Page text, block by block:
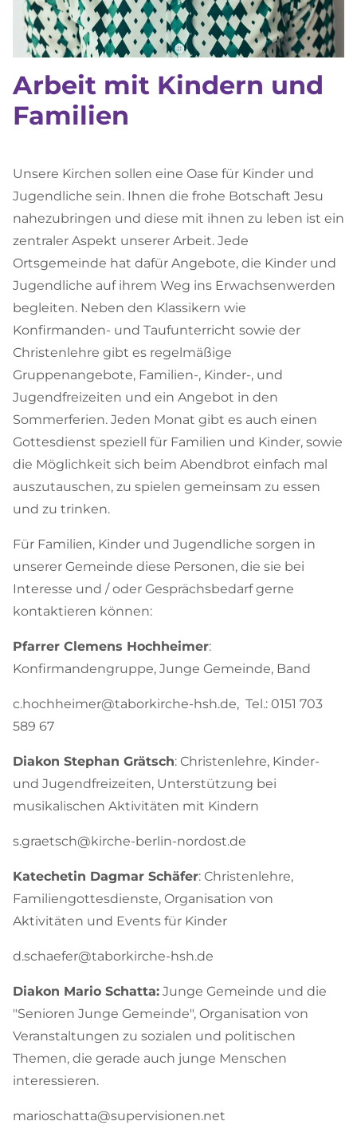
Arbeit mit Kindern und
Familien
Unsere Kirchen sollen eine Oase für Kinder und
Jugendliche sein. Ihnen die frohe Botschaft Jesu
nahezubringen und diese mit ihnen zu leben ist ein
zentraler Aspekt unserer Arbeit. Jede
Ortsgemeinde hat dafür Angebote, die Kinder und
Jugendliche auf ihrem Weg ins Erwachsenwerden
begleiten. Neben den Klassikern wie
Konfirmanden- und Taufunterricht sowie der
Christenlehre gibt es regelmäßige
Gruppenangebote, Familien-, Kinder-, und
Jugendfreizeiten und ein Angebot in den
Sommerferien. Jeden Monat gibt es auch einen
Gottesdienst speziell für Familien und Kinder, sowie
die Möglichkeit sich beim Abendbrot einfach mal
auszutauschen, zu spielen gemeinsam zu essen
und zu trinken.
Für Familien, Kinder und Jugendliche sorgen in
unserer Gemeinde diese Personen, die sie bei
Interesse und / oder Gesprächsbedarf gerne
kontaktieren können:
Pfarrer Clemens Hochheimer:
Konfirmandengruppe, Junge Gemeinde, Band
c.hochheimer@taborkirche-hsh.de, Tel.: 0151 703
589 67
Diakon Stephan Grätsch: Christenlehre, Kinder-
und Jugendfreizeiten, Unterstützung bei
musikalischen Aktivitäten mit Kindern
s.graetsch@kirche-berlin-nordost.de
Katechetin Dagmar Schäfer: Christenlehre,
Familiengottesdienste, Organisation von
Aktivitäten und Events für Kinder
d.schaefer@taborkirche-hsh.de
Diakon Mario Schatta: Junge Gemeinde und die
"Senioren Junge Gemeinde", Organisation von
Veranstaltungen zu sozialen und politischen
Themen, die gerade auch junge Menschen
interessieren.
marioschatta@supervisionen.net